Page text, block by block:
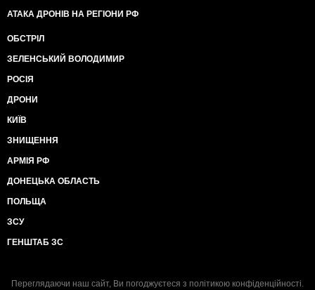
АТАКА ДРОНІВ НА РЕГІОНИ РФ
ОБСТРІЛ
ЗЕЛЕНСЬКИЙ ВОЛОДИМИР
РОСІЯ
ДРОНИ
КИЇВ
ЗНИЩЕННЯ
АРМІЯ РФ
ДОНЕЦЬКА ОБЛАСТЬ
ПОЛЬЩА
ЗСУ
ГЕНШТАБ ЗС
Переглядаючи наш сайт, Ви погоджуєтеся з політикою конфіденційності.